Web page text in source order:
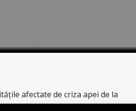
afectate de criza apei de la